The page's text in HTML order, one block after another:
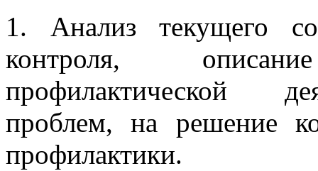
1. Анализ текущего
контроля,
профилактической
проблем, на решение
профилактики.